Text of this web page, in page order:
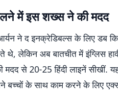
में इस शख्स ने की मदद
ने द इनक्रेडिबल्स के लिए डब
थे, लेकिन अब बातचीत में इंग्लिस
से 20-25 हिंदी लाइनें सीखीं.
बच्चों के साथ काम करने के लिए